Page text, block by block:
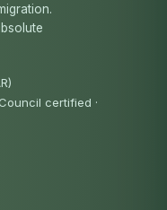
certified ·